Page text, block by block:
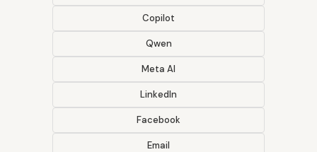
Copilot
Qwen
Meta AI
LinkedIn
Facebook
Email